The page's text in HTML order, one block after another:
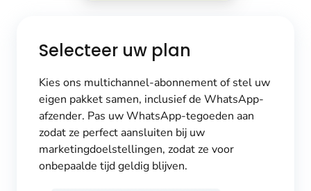
Selecteer uw plan
Kies ons multichannel-abonnement of stel uw
eigen pakket samen, inclusief de WhatsApp-
afzender. Pas uw WhatsApp-tegoeden aan
zodat ze perfect aansluiten bij uw
marketingdoelstellingen, zodat ze voor
onbepaalde tijd geldig blijven.